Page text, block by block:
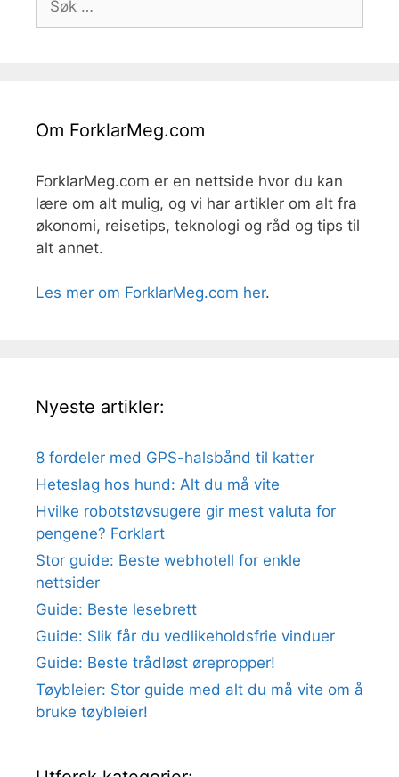
etter:
Om ForklarMeg.com
ForklarMeg.com er en nettside hvor du kan
lære om alt mulig, og vi har artikler om alt fra
økonomi, reisetips, teknologi og råd og tips til
alt annet.
Les mer om ForklarMeg.com her.
Nyeste artikler:
8 fordeler med GPS-halsbånd til katter
Heteslag hos hund: Alt du må vite
Hvilke robotstøvsugere gir mest valuta for
pengene? Forklart
Stor guide: Beste webhotell for enkle
nettsider
Guide: Beste lesebrett
Guide: Slik får du vedlikeholdsfrie vinduer
Guide: Beste trådløst ørepropper!
Tøybleier: Stor guide med alt du må vite om å
bruke tøybleier!